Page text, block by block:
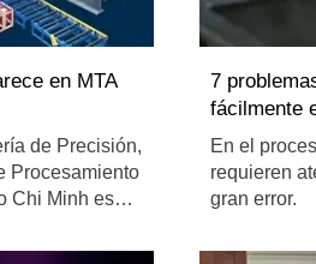
en MTA
de Precisión,
Procesamiento
Chi Minh es
de
7
fácilmente
En el
requieren
gran error.